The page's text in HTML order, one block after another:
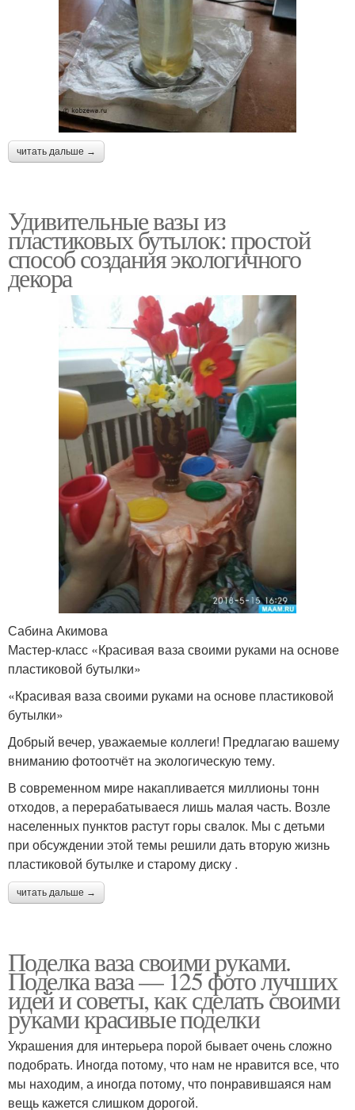
читать дальше →
Удивительные вазы из
пластиковых бутылок: простой
способ создания экологичного
декора
Сабина Акимова
Мастер-класс «Красивая ваза своими руками на основе
пластиковой бутылки»
«Красивая ваза своими руками на основе пластиковой
бутылки»
Добрый вечер, уважаемые коллеги! Предлагаю вашему
вниманию фотоотчёт на экологическую тему.
В современном мире накапливается миллионы тонн
отходов, а перерабатываеся лишь малая часть. Возле
населенных пунктов растут горы свалок. Мы с детьми
при обсуждении этой темы решили дать вторую жизнь
пластиковой бутылке и старому диску .
читать дальше →
Поделка ваза своими руками.
Поделка ваза — 125 фото лучших
идей и советы, как сделать своими
руками красивые поделки
Украшения для интерьера порой бывает очень сложно
подобрать. Иногда потому, что нам не нравится все, что
мы находим, а иногда потому, что понравившаяся нам
вещь кажется слишком дорогой.